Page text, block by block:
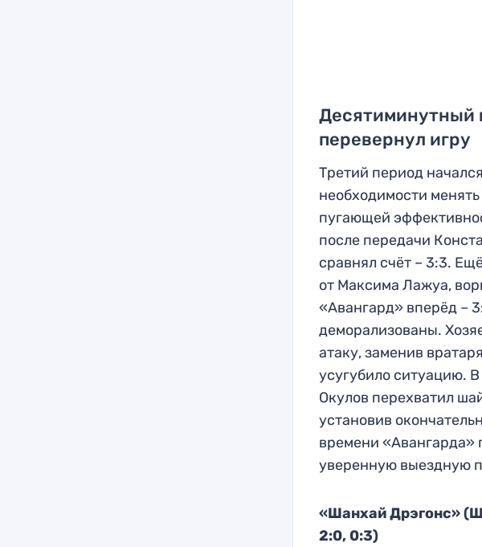
Десятиминутный
перевернул игру
Третий период
необходимости
пугающей
после передачи
сравнял счёт – 3:3.
от Максима Лажуа,
«Авангард» вперёд –
деморализованы.
атаку, заменив
усугубило ситуацию.
Окулов перехватил
установив
времени «Авангарда»
уверенную выездную
«Шанхай Дрэгонс»
2:0, 0:3)